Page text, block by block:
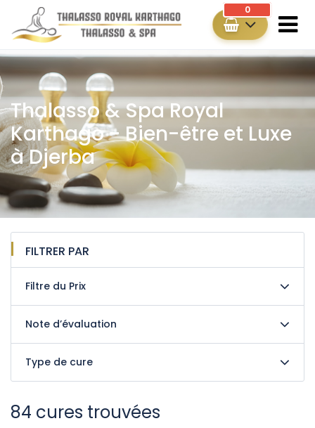
0
Thalasso & Spa Royal
Karthago - Bien-être et Luxe
à Djerba
FILTRER PAR
Filtre du Prix
Note d’évaluation
Type de cure
84 cures trouvées